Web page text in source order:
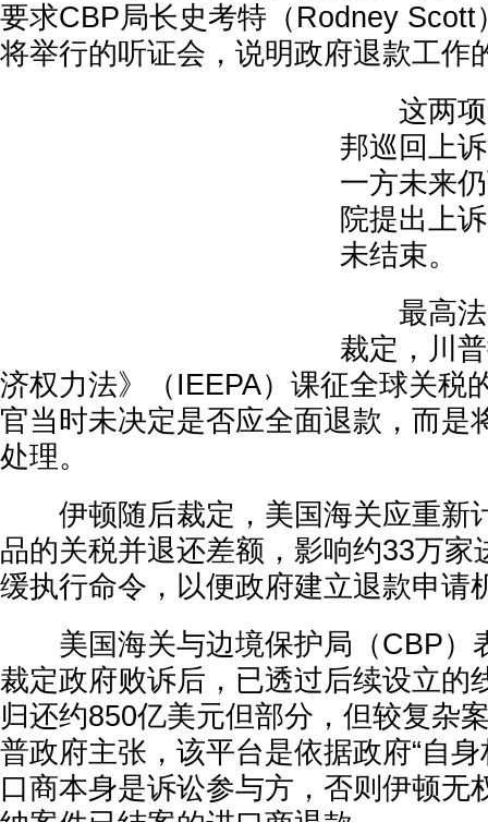
要求CBP局长史考特（Rodney Scott
将举行的听证会，说明政府退款工作
这两项
邦巡回上
一方未来
院提出上
未结束。
最高法
裁定，川
济权力法》（IEEPA）课征全球关税
官当时未决定是否应全面退款，而是
处理。
伊顿随后裁定，美国海关应重新
品的关税并退还差额，影响约33万家
缓执行命令，以便政府建立退款申请
美国海关与边境保护局（CBP）
裁定政府败诉后，已透过后续设立的
归还约850亿美元但部分，但较复杂
普政府主张，该平台是依据政府“自
口商本身是诉讼参与方，否则伊顿无